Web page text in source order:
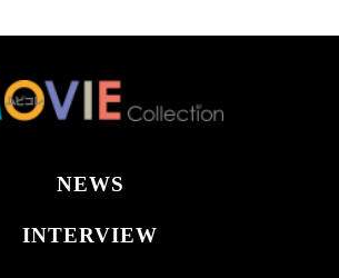
NEWS
INTERVIEW